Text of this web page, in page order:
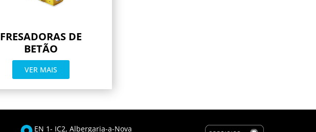
FRESADORAS DE
BETÃO
VER MAIS
EN 1- IC2, Albergaria-a-Nova